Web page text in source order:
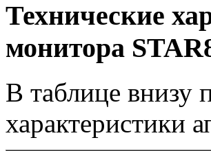
Технические
монитора
В таблице внизу
характеристики